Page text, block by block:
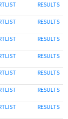
RESULTS
RESULTS
RESULTS
RESULTS
RESULTS
RESULTS
RESULTS